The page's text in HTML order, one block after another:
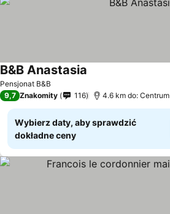
Pensjonat B&B
B&B Anastasia
9,7 Znakomity 116 4.6 km do: Centrum
Wybierz daty, aby sprawdzić
dokładne ceny